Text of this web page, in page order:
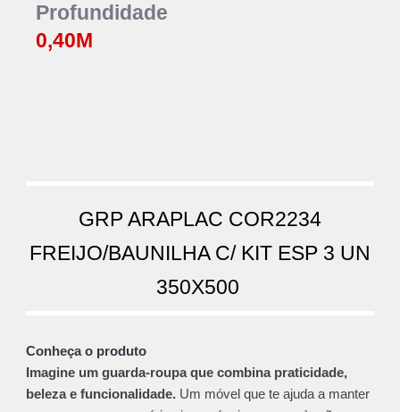
Profundidade
0,40M
GRP ARAPLAC COR2234
FREIJO/BAUNILHA C/ KIT ESP 3 UN
350X500
Conheça o produto
Imagine um guarda-roupa que combina praticidade,
beleza e funcionalidade. Um móvel que te ajuda a manter